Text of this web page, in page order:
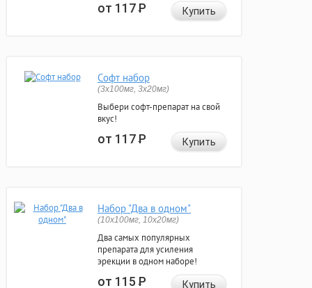
от 117Р Купить
Софт набор
(3x100мг, 3x20мг)
Выбери софт-препарат на свой
вкус!
от 117Р Купить
Набор "Два в одном"
(10x100мг, 10x20мг)
Два самых популярных
препарата для усиления
эрекции в одном наборе!
от 115Р Купить